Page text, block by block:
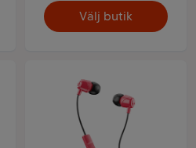
Välj butik